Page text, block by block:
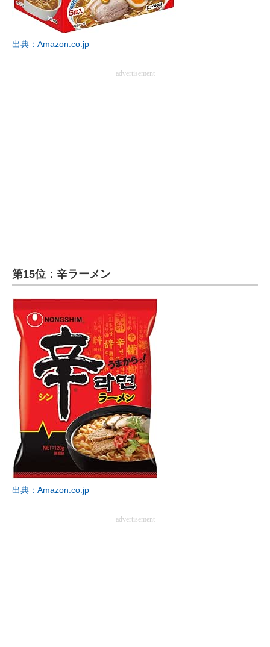
経営リーダーのコミュニティ
マーケ×ITの今がよく分かる
ITエンジニア向け専門サイト
建設×テクノロジーの最前線
出典：Amazon.co.jp
advertisement
第15位：辛ラーメン
出典：Amazon.co.jp
advertisement